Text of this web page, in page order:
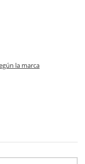
la marca